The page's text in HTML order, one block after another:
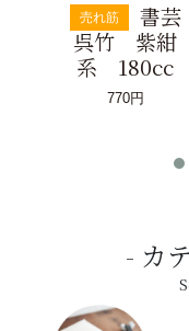
売れ筋
書芸
呉竹 紫紺
系 180cc
770円
カ